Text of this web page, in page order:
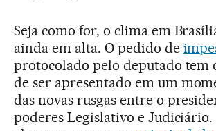
Seja como for, o clima em
ainda em alta. O pedido de
protocolado pelo deputado tem
de ser apresentado em um
das novas rusgas entre o
poderes Legislativo e Judiciário.